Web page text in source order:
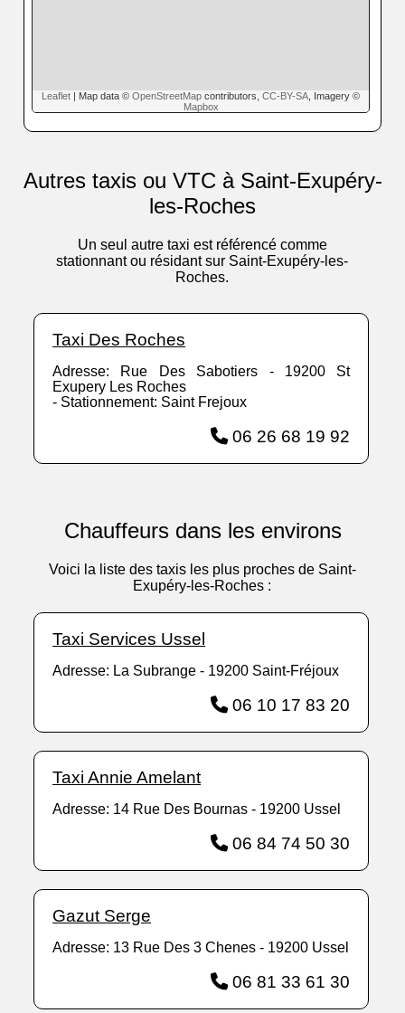
Leaflet | Map data © OpenStreetMap contributors, CC-BY-SA , Imagery ©
Mapbox
Autres taxis ou VTC à Saint-Exupéry-
les-Roches
Un seul autre taxi est référencé comme
stationnant ou résidant sur Saint-Exupéry-les-
Roches.
Taxi Des Roches
Adresse: Rue Des Sabotiers - 19200 St
Exupery Les Roches
- Stationnement: Saint Frejoux
06 26 68 19 92
Chauffeurs dans les environs
Voici la liste des taxis les plus proches de Saint-
Exupéry-les-Roches :
Taxi Services Ussel
Adresse: La Subrange - 19200 Saint-Fréjoux
06 10 17 83 20
Taxi Annie Amelant
Adresse: 14 Rue Des Bournas - 19200 Ussel
06 84 74 50 30
Gazut Serge
Adresse: 13 Rue Des 3 Chenes - 19200 Ussel
06 81 33 61 30